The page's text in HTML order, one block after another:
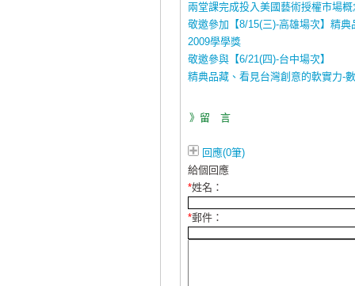
兩堂課完成投入美國藝術授權市場
敬邀參加【8/15(三)-高雄場次】精
2009學學獎
敬邀參與【6/21(四)-台中場次】
精典品藏、看見台灣創意的軟實力-
》留 言
回應(0筆)
給個回應
*姓名：
*郵件：